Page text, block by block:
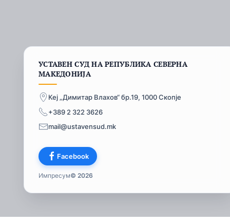
УСТАВЕН СУД НА РЕПУБЛИКА СЕВЕРНА
МАКЕДОНИЈА
Кеј „Димитар Влахов“ бр.19, 1000 Скопје
+389 2 322 3626
mail@ustavensud.mk
Facebook
Импресум© 2026